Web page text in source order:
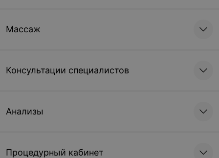
Массаж
Консультации специалистов
Анализы
Процедурный кабинет